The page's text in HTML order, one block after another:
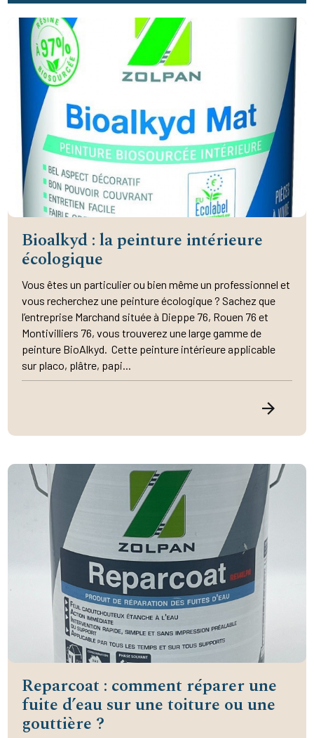
Bioalkyd : la peinture intérieure
écologique
Vous êtes un particulier ou bien même un professionnel et
vous recherchez une peinture écologique ? Sachez que
l’entreprise Marchand située à Dieppe 76, Rouen 76 et
Montivilliers 76, vous trouverez une large gamme de
peinture BioAlkyd. Cette peinture intérieure applicable
sur placo, plâtre, papi...
Reparcoat : comment réparer une
fuite d’eau sur une toiture ou une
gouttière ?